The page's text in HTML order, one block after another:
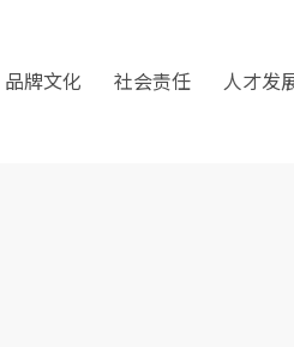
品牌文化 社会责任 人才发